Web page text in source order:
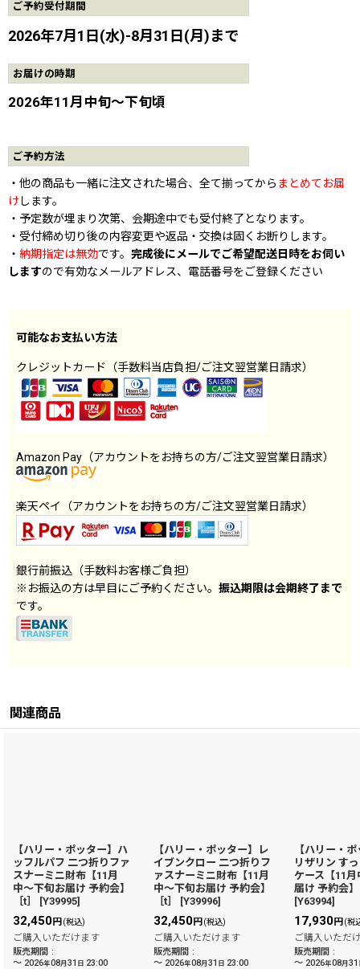
ご予約受付期間
2026年7月1日(水)-8月31日(月)まで
お届けの時期
2026年11月中旬〜下旬頃
ご予約方法
・他の商品も一緒に注文された場合、全て揃ってから まとめてお届
けします。
・予定数が埋まり次第、会期途中でも受付終了となります。
・受付締め切り後の内容変更や返品・交換は固くお断りします。
・ 納期指定は無効です。 完成後にメールでご希望配送日時をお伺い
しますので有効なメールアドレス、電話番号をご登録ください
可能なお支払い方法
クレジットカード（手数料当店負担/ご注文翌営業日請求）
Amazon Pay（アカウントをお持ちの方/ご注文翌営業日請求）
楽天ペイ（アカウントをお持ちの方/ご注文翌営業日請求）
銀行前振込（手数料お客様ご負担）
※お振込の方は早目にご予約ください。 振込期限は会期終了まで
です。
関連商品
【ハリー・ポッター】ハ
ッフルパフ 二つ折りファ
スナーミニ財布【11月
中〜下旬お届け 予約会】
［t］
[Y39995]
32,450円(税込)
ご購入いただけます
販売期間 :
～ 2026年08月 31 日 23:00
【ハリー・ポッター】レ
イブンクロー 二つ折りフ
ァスナーミニ財布【11月
中〜下旬お届け 予約会】
［t］
[Y39996]
32,450円(税込)
ご購入いただけます
販売期間 :
～ 2026年08月31 日 23:00
【ハリー・
リザリン す
ケース【11
届け 予約会
[Y63994]
17,930円(税
ご購入いただ
販売期間 :
～ 2026年08月31